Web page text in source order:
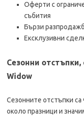
Оферти с
събития
Бързи
Ексклузивни
Сезонни отстъпки,
Widow
Сезонните отстъпки са
около празници и